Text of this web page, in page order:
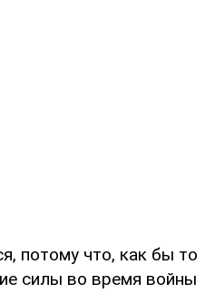
потому что, как бы то
силы во время войны